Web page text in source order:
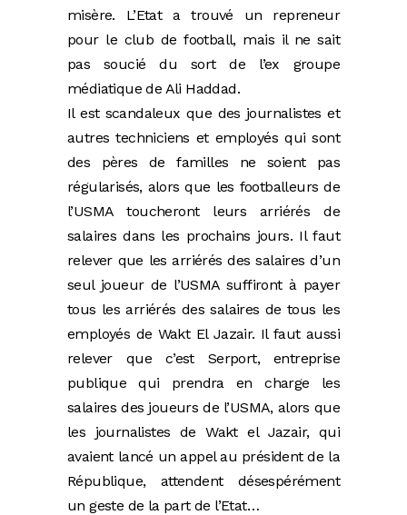
misère. L’Etat a trouvé un repreneur
pour le club de football, mais il ne sait
pas soucié du sort de l’ex groupe
médiatique de Ali Haddad.
Il est scandaleux que des journalistes et
autres techniciens et employés qui sont
des pères de familles ne soient pas
régularisés, alors que les footballeurs de
l’USMA toucheront leurs arriérés de
salaires dans les prochains jours. Il faut
relever que les arriérés des salaires d’un
seul joueur de l’USMA suffiront à payer
tous les arriérés des salaires de tous les
employés de Wakt El Jazair. Il faut aussi
relever que c’est Serport, entreprise
publique qui prendra en charge les
salaires des joueurs de l’USMA, alors que
les journalistes de Wakt el Jazair, qui
avaient lancé un appel au président de la
République, attendent désespérément
un geste de la part de l’Etat…